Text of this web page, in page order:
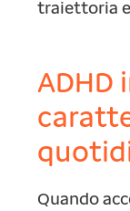
traiettoria
ADHD
Quando